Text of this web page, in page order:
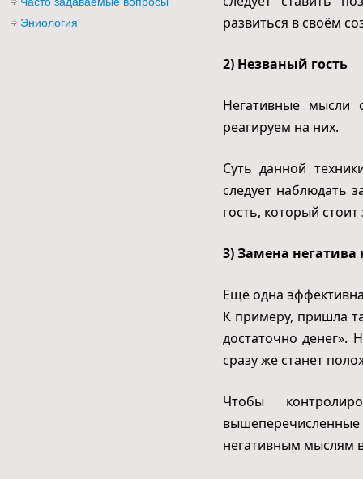
развиться в своём
2) Незваный гость
Негативные мысли
реагируем на них.
Суть данной
следует наблюдать
гость, который
3) Замена негатива
Ещё одна
К примеру, пришла
достаточно денег».
сразу же станет
Чтобы
негативным мыслям
Эниология